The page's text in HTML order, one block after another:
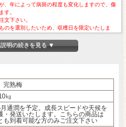
、年によって病斑の程度も変化しますので、傷
す。
文下さい。
のを選別したいため、収穫日を限定いたしま
択はいただけませんので、どうぞよろしくお願
明の続きを見る ▼
完熟梅
㎏
通潤を予定。成長スピードや天候を
・発送いたします。こちらの商品は
も到着可能な方のみご注文下さい